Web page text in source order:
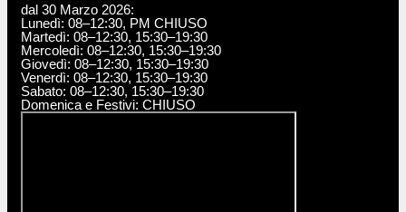
dal 30 Marzo 2026:
Lunedì: 08–12:30, PM CHIUSO
Martedì: 08–12:30, 15:30–19:30
Mercoledì: 08–12:30, 15:30–19:30
Giovedì: 08–12:30, 15:30–19:30
Venerdì: 08–12:30, 15:30–19:30
Sabato: 08–12:30, 15:30–19:30
Domenica e Festivi: CHIUSO